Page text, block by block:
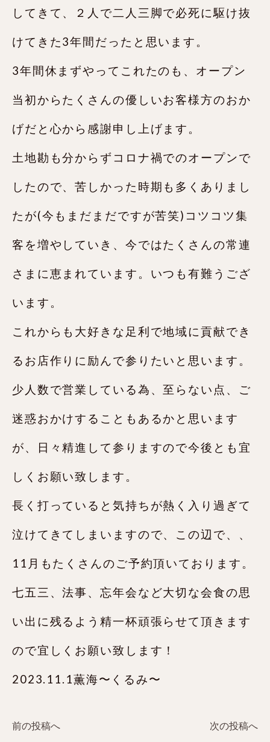
してきて、２人で二人三脚で必死に駆け抜
けてきた3年間だったと思います。
3年間休まずやってこれたのも、オープン
当初からたくさんの優しいお客様方のおか
げだと心から感謝申し上げます。
土地勘も分からずコロナ禍でのオープンで
したので、苦しかった時期も多くありまし
たが(今もまだまだですが苦笑)コツコツ集
客を増やしていき、今ではたくさんの常連
さまに恵まれています。いつも有難うござ
います。
これからも大好きな足利で地域に貢献でき
るお店作りに励んで参りたいと思います。
少人数で営業している為、至らない点、ご
迷惑おかけすることもあるかと思います
が、日々精進して参りますので今後とも宜
しくお願い致します。
長く打っていると気持ちが熱く入り過ぎて
泣けてきてしまいますので、この辺で、、
11月もたくさんのご予約頂いております。
七五三、法事、忘年会など大切な会食の思
い出に残るよう精一杯頑張らせて頂きます
ので宜しくお願い致します！
2023.11.1薫海〜くるみ〜
前の投稿へ 次の投稿へ